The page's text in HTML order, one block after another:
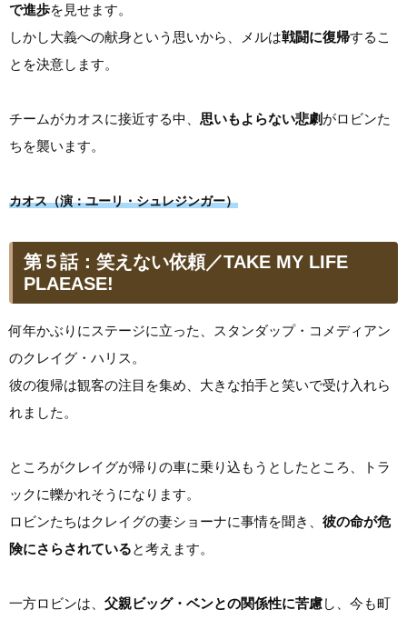
で進歩を見せます。
しかし大義への献身という思いから、メルは戦闘に復帰するこ
とを決意します。
チームがカオスに接近する中、 思いもよらない悲劇がロビンた
ちを襲います。
カオス（演：ユーリ・シュレジンガー）
第５話：笑えない依頼／TAKE MY LIFE
PLAEASE!
何年かぶりにステージに立った、スタンダップ・コメディアン
のクレイグ・ハリス。
彼の復帰は観客の注目を集め、大きな拍手と笑いで受け入れら
れました。
ところがクレイグが帰りの車に乗り込もうとしたところ、トラ
ックに轢かれそうになります。
ロビンたちはクレイグの妻ショーナに事情を聞き、 彼の命が危
険にさらされていると考えます。
一方ロビンは、 父親ビッグ・ベンとの関係性に苦慮し、今も町